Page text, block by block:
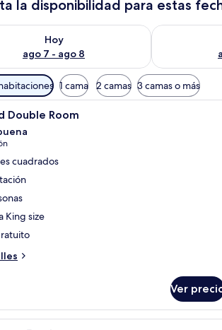
la disponibilidad para estas
Hoy
ago 7 - ago 8
la disponibilidad para hoy ago 7 - ago 8
Consulta la
1 cama 2 camas 3 camas o más
Habitación de hotel con una
Double Room
cuadrados
King size
Ver
Una habitación de hotel con